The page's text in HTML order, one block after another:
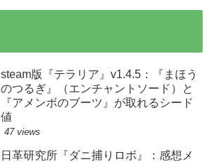
steam版『テラリア』v1.4.5：『まほう
のつるぎ』（エンチャントソード）と
『アメンボのブーツ』が取れるシード
値
47 views
日革研究所『ダニ捕りロボ』：感想メ